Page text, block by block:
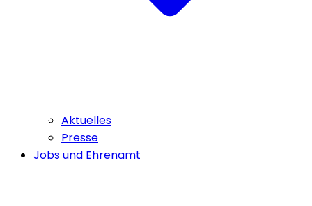
Aktuelles
Presse
Jobs und Ehrenamt